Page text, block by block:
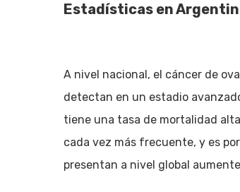
Estadísticas en
A nivel nacional, el cáncer de
detectan en un estadio
tiene una tasa de mortalidad
cada vez más frecuente, y es
presentan a nivel global